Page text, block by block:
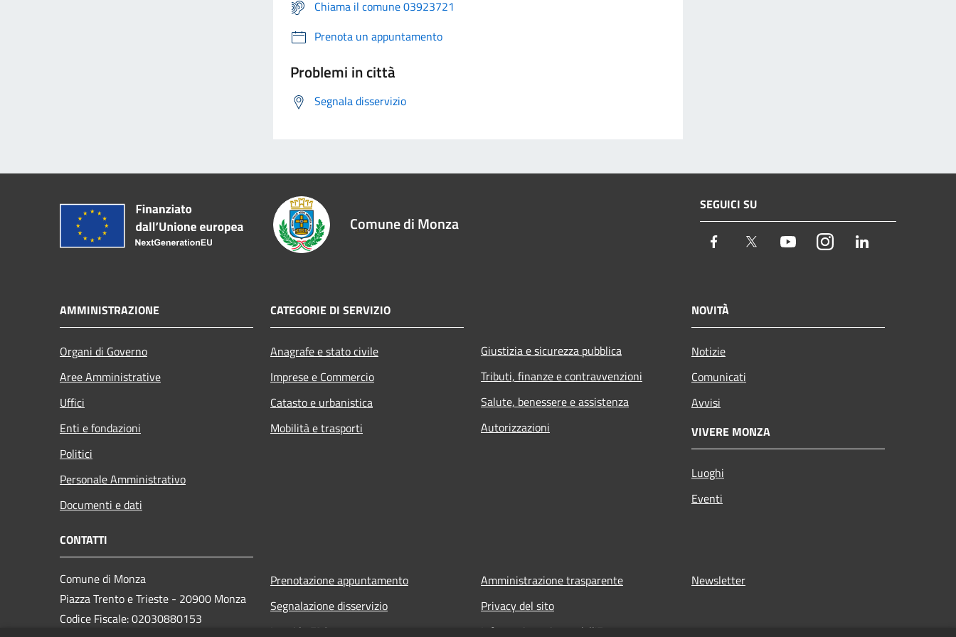
Chiama il comune 03923721
Prenota un appuntamento
Problemi in città
Segnala disservizio
Comune di Monza
SEGUICI SU
Facebook Twitter YoutubeInstagram
AMMINISTRAZIONE
Organi di Governo
Aree Amministrative
Uffici
Enti e fondazioni
Politici
Personale Amministrativo
Documenti e dati
CATEGORIE DI SERVIZIO
Anagrafe e stato civile
Imprese e Commercio
Catasto e urbanistica
Mobilità e trasporti
Giustizia e sicurezza pubblica
Tributi, finanze e contravvenzioni
Salute, benessere e assistenza
Autorizzazioni
NOVITÀ
Notizie
Comunicati
Avvisi
VIVERE MONZA
Luoghi
Eventi
CONTATTI
Comune di Monza
Piazza Trento e Trieste - 20900 Monza
Codice Fiscale: 02030880153
Prenotazione appuntamento
Segnalazione disservizio
Leggi le FAQ
Amministrazione trasparente
Privacy del sito
Informativa privacy dell'Ente
Newsletter